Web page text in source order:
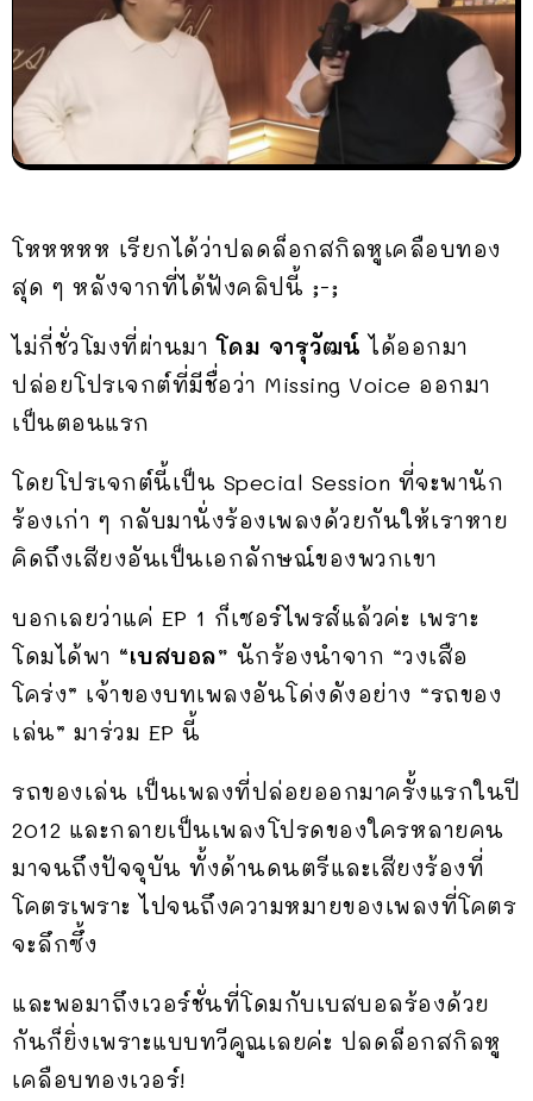
โหหหหห เรียกได้ว่าปลดล็อกสกิลหูเคลือบทอง
สุด ๆ หลังจากที่ได้ฟังคลิปนี้ ;-;
ไม่กี่ชั่วโมงที่ผ่านมา โดม จารุวัฒน์ ได้ออกมา
ปล่อยโปรเจกต์ที่มีชื่อว่า Missing Voice ออกมา
เป็นตอนแรก
โดยโปรเจกต์นี้เป็น Special Session ที่จะพานัก
ร้องเก่า ๆ กลับมานั่งร้องเพลงด้วยกันให้เราหาย
คิดถึงเสียงอันเป็นเอกลักษณ์ของพวกเขา
บอกเลยว่าแค่ EP 1 ก็เซอร์ไพรส์แล้วค่ะ เพราะ
โดมได้พา “เบสบอล” นักร้องนำจาก “วงเสือ
โคร่ง” เจ้าของบทเพลงอันโด่งดังอย่าง “รถของ
เล่น” มาร่วม EP นี้
รถของเล่น เป็นเพลงที่ปล่อยออกมาครั้งแรกในปี
2012 และกลายเป็นเพลงโปรดของใครหลายคน
มาจนถึงปัจจุบัน ทั้งด้านดนตรีและเสียงร้องที่
โคตรเพราะ ไปจนถึงความหมายของเพลงที่โคตร
จะลึกซึ้ง
และพอมาถึงเวอร์ชั่นที่โดมกับเบสบอลร้องด้วย
กันก็ยิ่งเพราะแบบทวีคูณเลยค่ะ ปลดล็อกสกิลหู
เคลือบทองเวอร์!